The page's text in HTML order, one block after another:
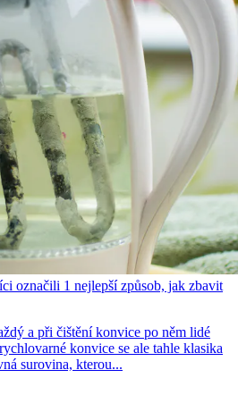
označili 1 nejlepší způsob, jak zbavit
a při čištění konvice po něm lidé
konvice se ale tahle klasika
surovina, kterou...